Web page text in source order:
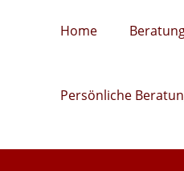
Home
Persönliche